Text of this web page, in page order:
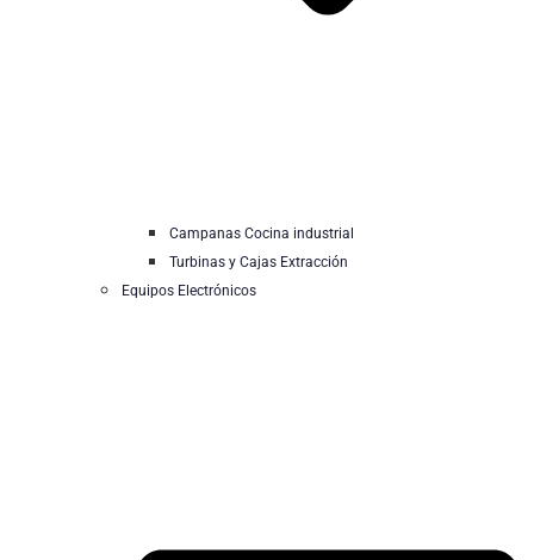
Campanas Cocina industrial
Turbinas y Cajas Extracción
Equipos Electrónicos